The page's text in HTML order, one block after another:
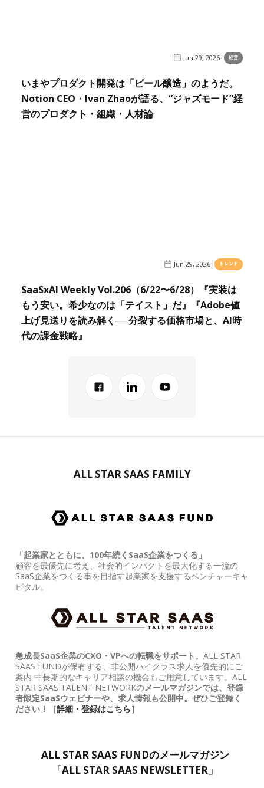
Jun 29, 2026 経営
いまやプロダクト開発は「ビール醸造」のようだ。
Notion CEO・Ivan Zhaoが語る、“ジャズモード”経
営のプロダクト・組織・人材論
Jun 29, 2026 トレンド
SaaSxAI Weekly Vol.206（6/22〜6/28）『実装は
もう安い。希少なのは「テイスト」だ』『Adobe値
上げ見送りを読み解く──分裂する価格市場と、AI時
代の課金戦略』
ALL STAR SAAS FAMILY
「起業家とともに、100年続くSaaS企業をつくる」
顧客を最優先に考え、社会的インパクトを最大化する一流の
SaaS企業をつくる事を目指す起業家を支援するベンチャーキャ
ピタル。
急成長SaaS企業のCXO・VPへの転職をサポート。 ALL STAR
SAAS FUNDが保有する、非公開ハイクラス求人を優先的にご
案内 中長期的なキャリア相談の機会もご用意しています。ALL
STAR SAAS TALENT NETWORKのメールマガジンでは、登録
者限定SaaSウェビナーや、求人情報も公開中。ぜひご登録く
ださい！［詳細・登録はこちら］
ALL STAR SAAS FUNDのメールマガジン
「ALL STAR SAAS NEWSLETTER」